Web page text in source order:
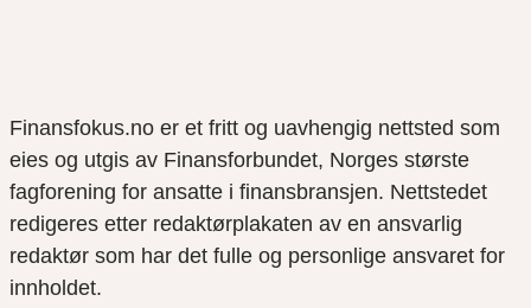
Finansfokus.no er et fritt og uavhengig nettsted som
eies og utgis av Finansforbundet, Norges største
fagforening for ansatte i finansbransjen. Nettstedet
redigeres etter redaktørplakaten av en ansvarlig
redaktør som har det fulle og personlige ansvaret for
innholdet.